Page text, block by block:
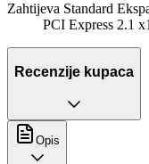
Zahtijeva Standard
PCI Express 2.1 x1
Recenzije kupaca
Opis